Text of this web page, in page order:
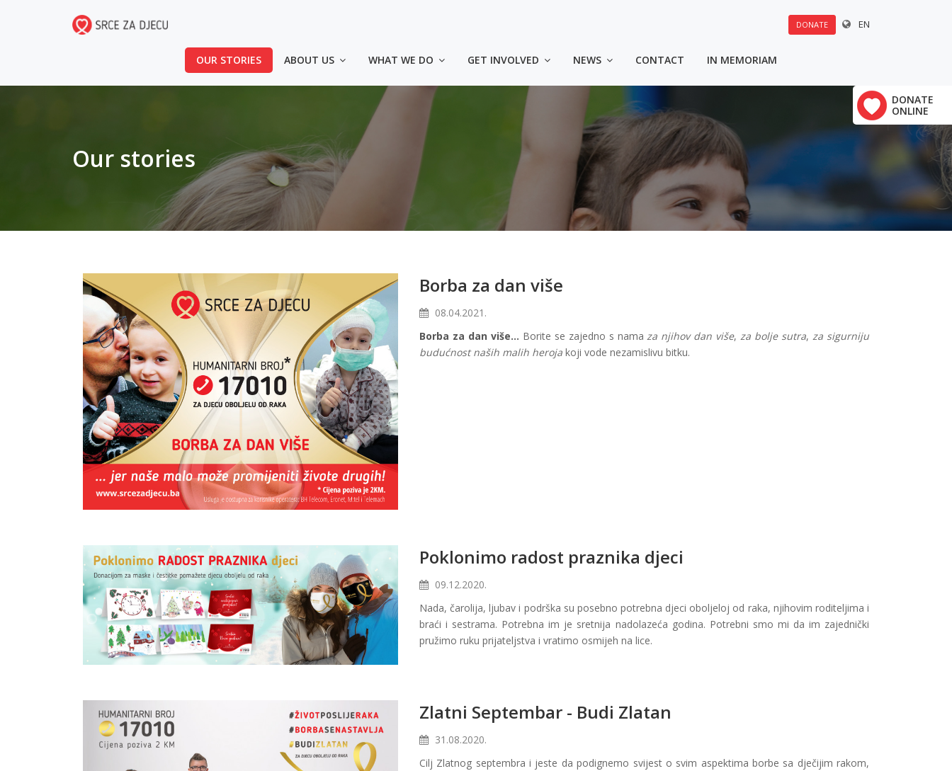
DONATE EN
OUR STORIES ABOUT US WHAT WE DO GET INVOLVED NEWS CONTACT IN MEMORIAM
DONATE
ONLINE
Our stories
Borba za dan više
08.04.2021.
Borba za dan više... Borite se zajedno s namaza njihov dan više,za bolje sutra,za sigurniju
budućnost naših malih heroja koji vode nezamislivu bitku.
Poklonimo radost praznika djeci
09.12.2020.
Nada, čarolija, ljubav i podrška su posebno potrebna djeci oboljeloj od raka, njihovim roditeljima i
braći i sestrama. Potrebna im je sretnija nadolazeća godina. Potrebni smo mi da im zajednički
pružimo ruku prijateljstva i vratimo osmijeh na lice.
Zlatni Septembar - Budi Zlatan
31.08.2020.
Cilj Zlatnog septembra i jeste da podignemo svijest o svim aspektima borbe sa dječijim rakom,